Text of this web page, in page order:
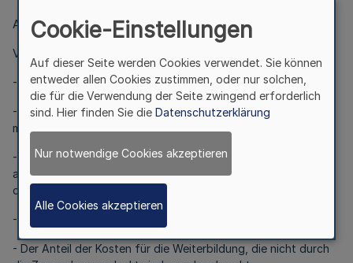
A 2.3.1
Voraussetzungen:
- Vorlage des Originalbildungsschecks.
- Auf dem Bildungsscheck ist der Antragstellende als
möglicher Anbieter vermerkt.
- Die Weiterbildung muss den auf dem Bildungsscheck
aufgeführten Inhalt der Bildungsmaßnahme abdecken und für
die dort namentlich benannte Person erbracht werden.
- Die Beratung in der Beratungsstelle erfolgte vor Kursbeginn.
- Der Anteil der Kosten für die Weiterbildung, die nicht durch
Cookie-Einstellungen
Auf dieser Seite werden Cookies verwendet. Sie können
entweder allen Cookies zustimmen, oder nur solchen,
die für die Verwendung der Seite zwingend erforderlich
sind. Hier finden Sie die Datenschutzerklärung
Nur notwendige Cookies akzeptieren
Alle Cookies akzeptieren